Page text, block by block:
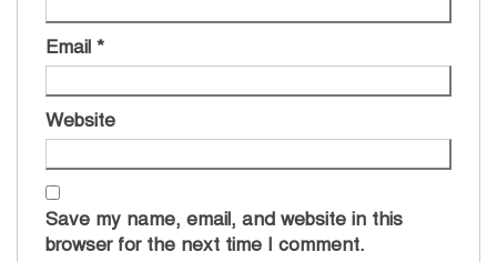
Email *
Website
Save my name, email, and website in this
browser for the next time I comment.